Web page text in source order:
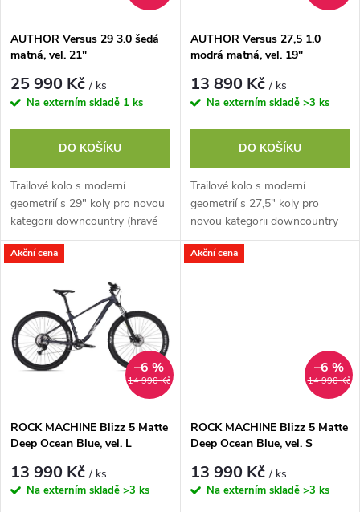
p
r
o
d
u
k
ů
s
p
r
d
u
k
t
ů
AUTHOR Versus 29 3.0 šedá
matná, vel. 21"
25 990 Kč/ ks
Na externím skladě 1 ks
DO KOŠÍKU
Trailové kolo s moderní
geometrií s 29" koly pro novou
kategorii downcountry (hravé
XC kolo). Styl DC podporuje
odpružená vidlice RST F1RST
AUTHOR Versus 27,5 1.0
modrá matná, vel. 19"
13 890 Kč/ ks
Na externím skladě >3 ks
DO KOŠÍKU
Trailové kolo s moderní
geometrií s 27,5" koly pro
novou kategorii downcountry
(hravé XC kolo). Styl DC
podporuje odpružená vidlice
Akční cena
14 990 Kč
–6 %
ROCK MACHINE Blizz 5 Matte
Deep Ocean Blue, vel. L
13 990 Kč/ ks
Na externím skladě >3 ks
Akční cena
14 990 Kč
–6 %
ROCK MACHINE Blizz 5 Matte
Deep Ocean Blue, vel. S
13 990 Kč/ ks
Na externím skladě >3 ks